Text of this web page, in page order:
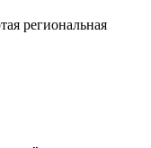
региональная